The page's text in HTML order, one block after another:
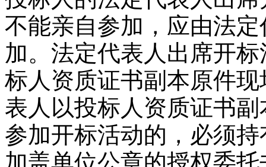
不能亲自参加，应由法
加。法定代表人出席开
标人资质证书副本原件
表人以投标人资质证书
参加开标活动的，必须